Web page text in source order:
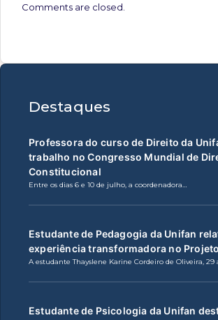
Comments are closed.
Destaques
Professora do curso de Direito da
trabalho no Congresso Mundial de
Constitucional
Entre os dias 6 e 10 de julho, a coordenadora…
Estudante de Pedagogia da Unifan
experiência transformadora no
A estudante Thayslene Karine Cordeiro de Oliveira, 29
Estudante de Psicologia da Unifan